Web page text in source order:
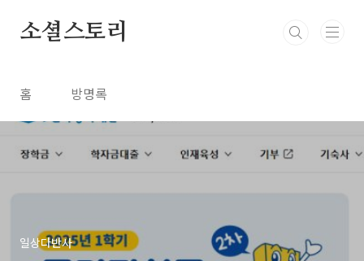
소셜스토리
홈 방명록
일상다반사